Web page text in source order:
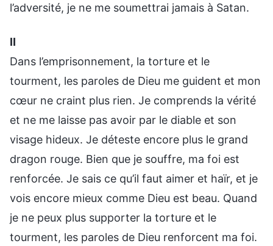
l’adversité, je ne me soumettrai jamais à Satan.
Ⅱ
Dans l’emprisonnement, la torture et le
tourment, les paroles de Dieu me guident et mon
cœur ne craint plus rien. Je comprends la vérité
et ne me laisse pas avoir par le diable et son
visage hideux. Je déteste encore plus le grand
dragon rouge. Bien que je souffre, ma foi est
renforcée. Je sais ce qu’il faut aimer et haïr, et je
vois encore mieux comme Dieu est beau. Quand
je ne peux plus supporter la torture et le
tourment, les paroles de Dieu renforcent ma foi.